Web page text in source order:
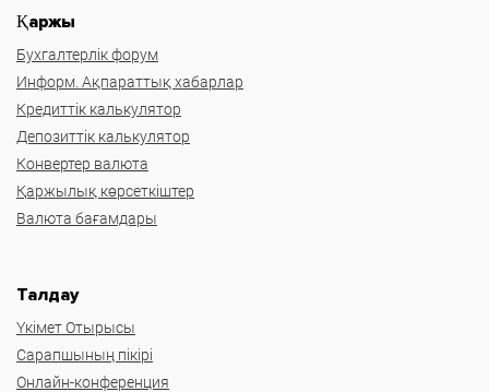
Қаржы
Бухгалтерлік форум
Информ. Ақпараттық хабарлар
Кредиттік калькулятор
Депозиттік калькулятор
Конвертер валюта
Қаржылық көрсеткіштер
Валюта бағамдары
Талдау
Үкімет Отырысы
Сарапшының пікірі
Онлайн-конференция